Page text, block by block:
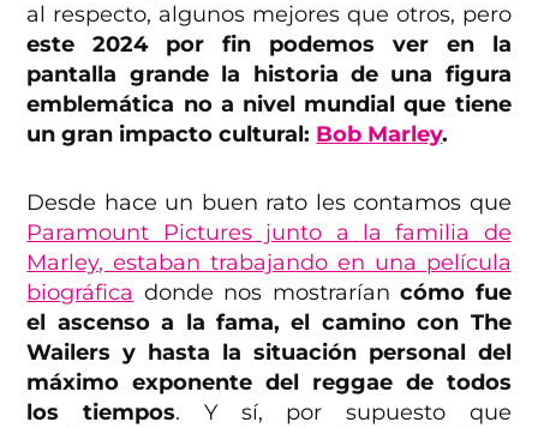
al respecto, algunos mejores que otros, pero
este 2024 por fin podemos ver en la
pantalla grande la historia de una figura
emblemática no a nivel mundial que tiene
un gran impacto cultural: Bob Marley.
Desde hace un buen rato les contamos que
Paramount Pictures junto a la familia de
Marley, estaban trabajando en una película
biográfica donde nos mostraríancómo fue
el ascenso a la fama, el camino con The
Wailers y hasta la situación personal del
máximo exponente del reggae de todos
los tiempos. Y sí, por supuesto que